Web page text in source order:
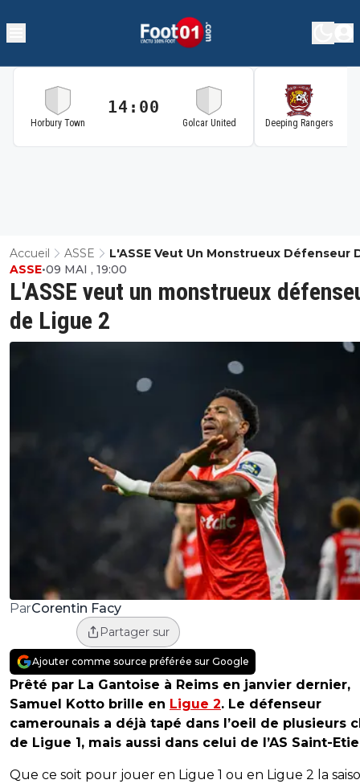
Horbury Town
14:00
Golcar United Deeping Rangers
Accueil ASSE
L'ASSE Veut Un Monstrueux Défenseur
Ligue 2
L'ASSE veut un monstrueux
de Ligue 2
ASSE•09 MAI , 19:00
ParCorentin Facy
Partager sur
Ajouter comme source préférée sur Google
Prêté par La Gantoise à Reims en janvier dernier,
Samuel Kotto brille en Ligue 2. Le défenseur
camerounais a déjà tapé dans l’oeil de plusieurs
de Ligue 1, mais aussi dans celui de l’AS Saint-
Que ce soit pour jouer en Ligue 1 ou en Ligue 2 la